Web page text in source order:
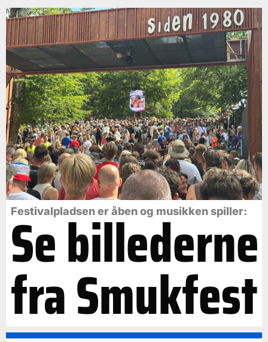
Festivalpladsen er åben og musikken spiller:
Se billederne
fra Smukfest